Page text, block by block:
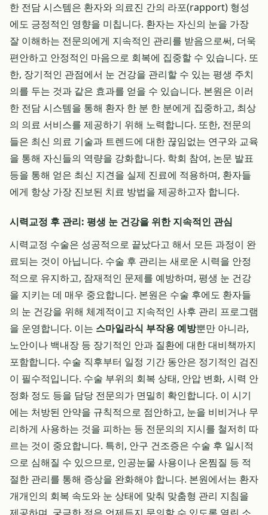
한 전담 시스템은 환자와 의료진 간의 라포(rapport) 형성
에도 긍정적인 영향을 미칩니다. 환자는 자신의 눈을 가장
잘 이해하는 전문의에게 지속적인 관리를 받음으로써, 더욱
편안하고 안정적인 마음으로 회복에 집중할 수 있습니다. 또
한, 장기적인 관점에서 눈 건강을 관리할 수 있는 평생 주치
의를 두는 것과 같은 효과를 얻을 수 있습니다. 본원은 이러
한 전담 시스템을 통해 환자 한 분 한 분에게 집중하고, 최상
의 의료 서비스를 제공하기 위해 노력합니다. 또한, 전문의
들은 최신 의료 기술과 트렌드에 대한 끊임없는 연구와 교육
을 통해 자신들의 역량을 강화합니다. 학회 참여, 논문 발표
등을 통해 얻은 최신 지견을 실제 진료에 적용하며, 환자들
에게 항상 가장 진보된 치료 방법을 제공하고자 합니다.
시력교정 후 관리: 평생 눈 건강을 위한 지속적인 관심
시력교정 수술은 성공적으로 끝났다고 해서 모든 과정이 완
료되는 것이 아닙니다. 수술 후 관리는 새로운 시력을 안정
적으로 유지하고, 잠재적인 문제를 예방하며, 평생 눈 건강
을 지키는 데 매우 중요합니다. 본원은 수술 후에도 환자들
의 눈 건강을 위해 체계적이고 지속적인 사후 관리 프로그램
을 운영합니다. 이는 스마일라식 부작용 예방뿐만 아니라,
노안이나 백내장 등 장기적인 안과 질환에 대한 대비책까지
포함합니다. 수술 직후부터 일정 기간 동안은 정기적인 검진
이 필수적입니다. 수술 부위의 회복 상태, 안압 변화, 시력 안
정화 정도 등을 담당 전문의가 면밀히 확인합니다. 이 시기
에는 처방된 안약을 규칙적으로 점안하고, 눈을 비비거나 무
리하게 사용하는 것을 피하는 등 전문의의 지시를 철저히 따
르는 것이 중요합니다. 특히, 안구 건조증은 수술 후 일시적
으로 심해질 수 있으므로, 인공눈물 사용이나 온찜질 등 적
절한 관리를 통해 증상을 완화해야 합니다. 본원에서는 환자
개개인의 회복 속도와 눈 상태에 맞춰 맞춤형 관리 지침을